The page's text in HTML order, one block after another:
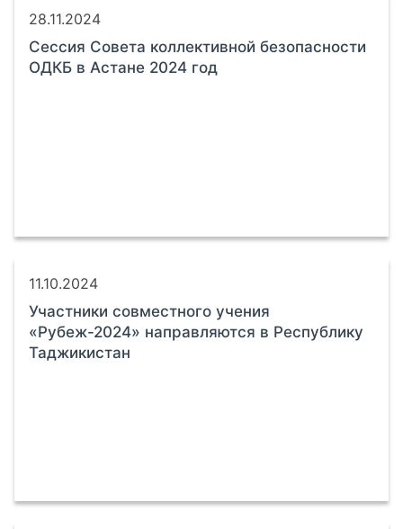
28.11.2024
Сессия Совета коллективной безопасности
ОДКБ в Астане 2024 год
11.10.2024
Участники совместного учения
«Рубеж-2024» направляются в Республику
Таджикистан